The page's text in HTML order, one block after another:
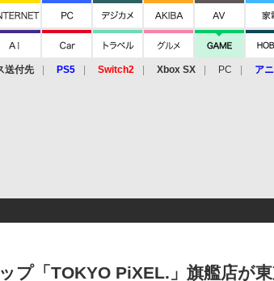
送付先 PS5 Switch2 Xbox SX PC ア
プ「TOKYO PiXEL.」旗艦店が